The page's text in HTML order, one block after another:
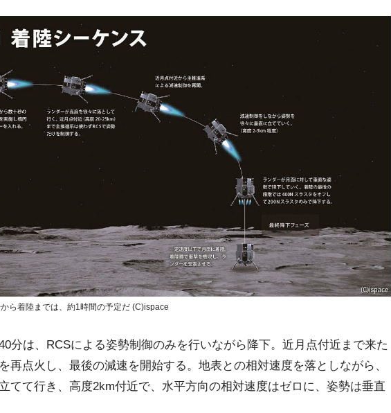
ら着陸までは、約1時間の予定だ (C)ispace
分は、RCSによる姿勢制御のみを行いながら降下。近月点付近まで来た
再点火し、最後の減速を開始する。地表との相対速度を落としながら、
てて行き、高度2km付近で、水平方向の相対速度はゼロに、姿勢は垂直